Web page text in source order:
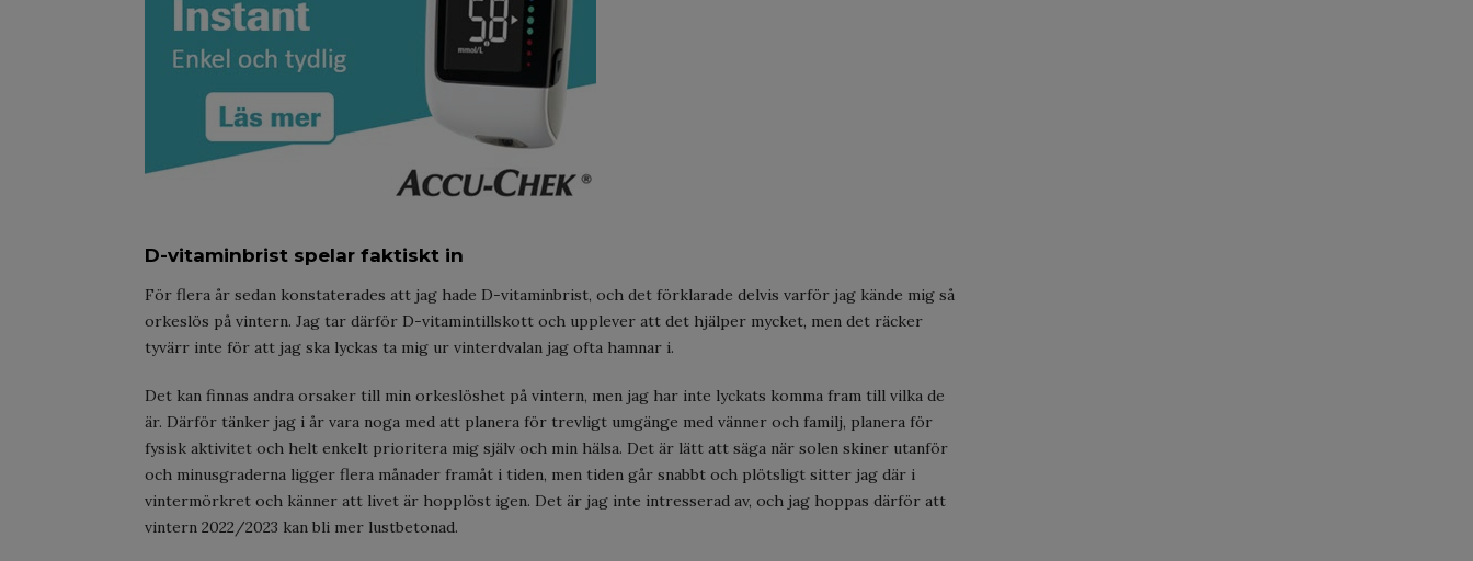
D-vitaminbrist spelar faktiskt in
För flera år sedan konstaterades att jag hade D-vitaminbrist, och det förklarade delvis varför jag kände mig så
orkeslös på vintern. Jag tar därför D-vitamintillskott och upplever att det hjälper mycket, men det räcker
tyvärr inte för att jag ska lyckas ta mig ur vinterdvalan jag ofta hamnar i.
Det kan finnas andra orsaker till min orkeslöshet på vintern, men jag har inte lyckats komma fram till vilka de
är. Därför tänker jag i år vara noga med att planera för trevligt umgänge med vänner och familj, planera för
fysisk aktivitet och helt enkelt prioritera mig själv och min hälsa. Det är lätt att säga när solen skiner utanför
och minusgraderna ligger flera månader framåt i tiden, men tiden går snabbt och plötsligt sitter jag där i
vintermörkret och känner att livet är hopplöst igen. Det är jag inte intresserad av, och jag hoppas därför att
vintern 2022/2023 kan bli mer lustbetonad.